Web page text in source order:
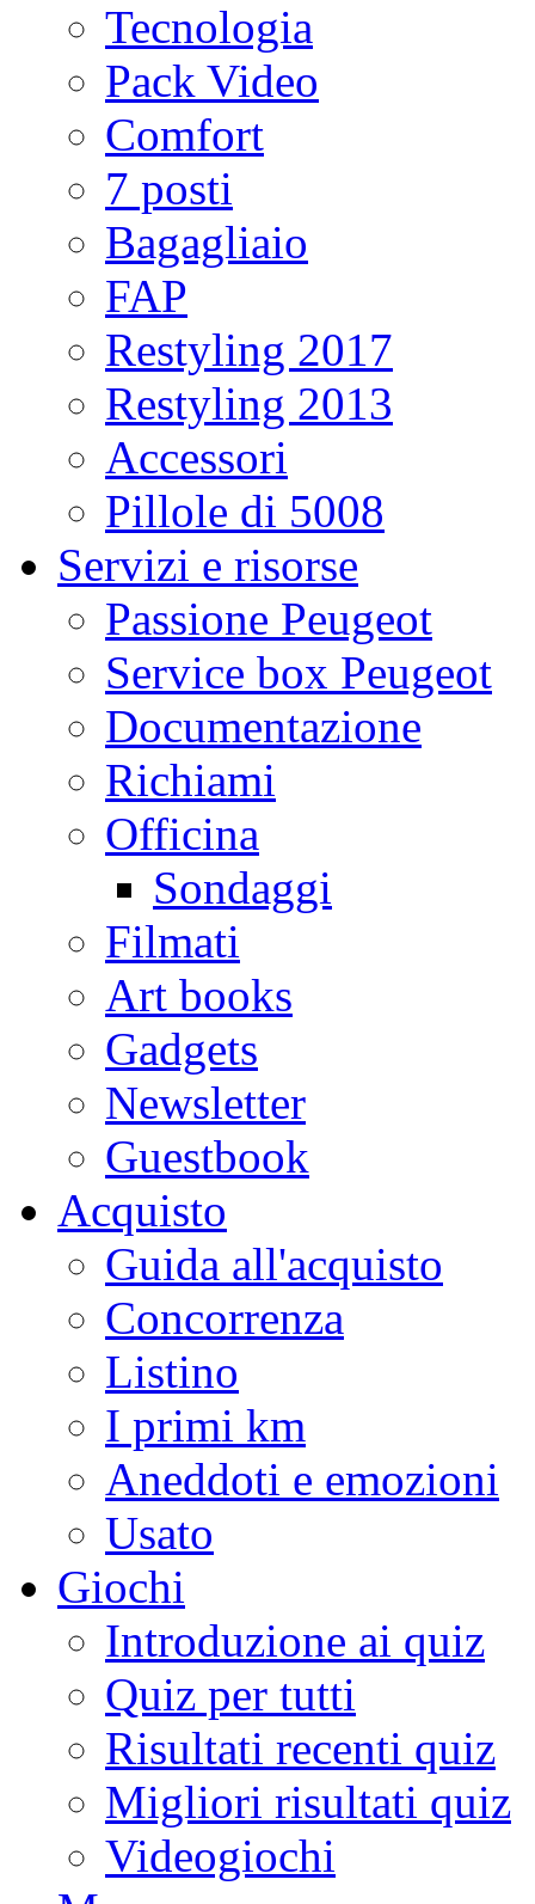
Tecnologia
Pack Video
Comfort
7 posti
Bagagliaio
FAP
Restyling 2017
Restyling 2013
Accessori
Pillole di 5008
Servizi e risorse
Passione Peugeot
Service box Peugeot
Documentazione
Richiami
Officina
Sondaggi
Filmati
Art books
Gadgets
Newsletter
Guestbook
Acquisto
Guida all'acquisto
Concorrenza
Listino
I primi km
Aneddoti e emozioni
Usato
Giochi
Introduzione ai quiz
Quiz per tutti
Risultati recenti quiz
Migliori risultati quiz
Videogiochi